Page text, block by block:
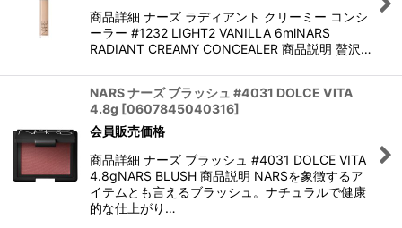
商品詳細 ナーズ ラディアント クリーミー コンシ
ーラー #1232 LIGHT2 VANILLA 6mlNARS
RADIANT CREAMY CONCEALER 商品説明 贅沢…
NARS ナーズ ブラッシュ #4031 DOLCE VITA
4.8g [0607845040316]
会員販売価格
商品詳細 ナーズ ブラッシュ #4031 DOLCE VITA
4.8gNARS BLUSH 商品説明 NARSを象徴するア
イテムとも言えるブラッシュ。ナチュラルで健康
的な仕上がり…